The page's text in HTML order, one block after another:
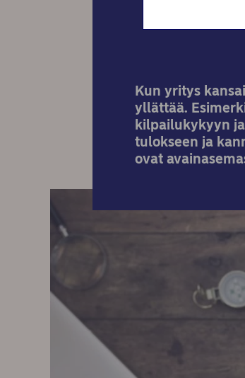
Kun yritys
yllättää.
kilpailukykyyn
tulokseen ja
ovat